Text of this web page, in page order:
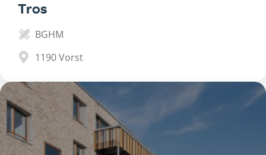
Tros
BGHM
1190Vorst